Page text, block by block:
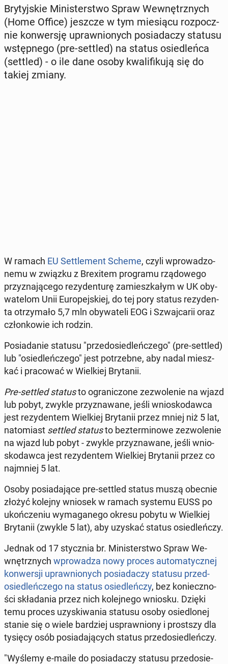
Bry­tyj­skie Mi­ni­ster­stwo Spraw We­wnętrz­nych
(Home Office) jeszcze w tym mie­sią­cu roz­pocz­
nie kon­wer­sję upraw­nio­nych po­sia­da­czy statusu
wstęp­ne­go (pre-settled) na status osie­dleń­ca
(settled) - o ile dane osoby kwa­li­fi­ku­ją się do
takiej zmiany.
W ramach EU Set­tle­ment Scheme, czyli wpro­wa­dzo­
ne­mu w związku z Bre­xi­tem pro­gra­mu rzą­do­we­go
przy­zna­ją­ce­go re­zy­den­tu­rę za­miesz­ka­łym w UK oby­
wa­te­lom Unii Eu­ro­pej­skiej, do tej pory status re­zy­den­
ta otrzy­ma­ło 5,7 mln oby­wa­te­li EOG i Szwaj­ca­rii oraz
człon­ko­wie ich rodzin.
Po­sia­da­nie statusu "przed­osie­dleń­cze­go" (pre-settled)
lub "osie­dleń­cze­go" jest po­trzeb­ne, aby nadal miesz­
kać i pra­co­wać w Wiel­kiej Bry­ta­nii.
Pre-settled statusto ogra­ni­czo­ne ze­zwo­le­nie na wjazd
lub pobyt, zwykle przy­zna­wa­ne, jeśli wnio­sko­daw­ca
jest re­zy­den­tem Wiel­kiej Bry­ta­nii przez mniej niż 5 lat,
na­to­miast settled statusto bez­ter­mi­no­we ze­zwo­le­nie
na wjazd lub pobyt - zwykle przy­zna­wa­ne, jeśli wnio­
sko­daw­ca jest re­zy­den­tem Wiel­kiej Bry­ta­nii przez co
naj­mniej 5 lat.
Osoby po­sia­da­ją­ce pre-settled status muszą obecnie
złożyć kolejny wniosek w ramach systemu EUSS po
ukoń­cze­niu wy­ma­ga­ne­go okresu pobytu w Wiel­kiej
Bry­ta­nii (zwykle 5 lat), aby uzyskać status osie­dleń­czy.
Jednak od 17 stycz­nia br. Mi­ni­ster­stwo Spraw We­
wnętrz­nych wpro­wa­dza nowy proces au­to­ma­tycz­nej
kon­wer­sji upraw­nio­nych po­sia­da­czy statusu przed­
osie­dleń­cze­go na status osie­dleń­czy, bez ko­niecz­no­
ści skła­da­nia przez nich ko­lej­ne­go wniosku. Dzięki
temu proces uzy­ski­wa­nia statusu osoby osie­dlo­nej
stanie się o wiele bar­dziej uspraw­nio­ny i prost­szy dla
tysięcy osób po­sia­da­ją­cych status przed­osie­dleń­czy.
"Wyślemy e-maile do po­sia­da­czy statusu przed­osie­